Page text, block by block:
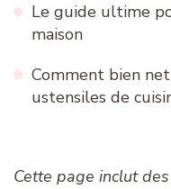
Le guide ultime
maison
Comment bien
ustensiles de
Cette page inclut